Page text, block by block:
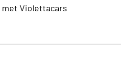
met Violettacars